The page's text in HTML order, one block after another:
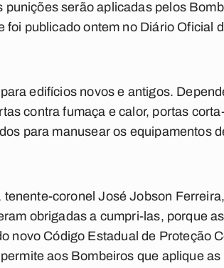
serão aplicadas pelos
foi publicado ontem no Diário Oficial
edifícios novos e antigos.
contra fumaça e calor, portas
para manusear os equipamentos
coronel José Jobson
obrigadas a cumpri-las, porque as
novo Código Estadual de Proteção
aos Bombeiros que aplique as